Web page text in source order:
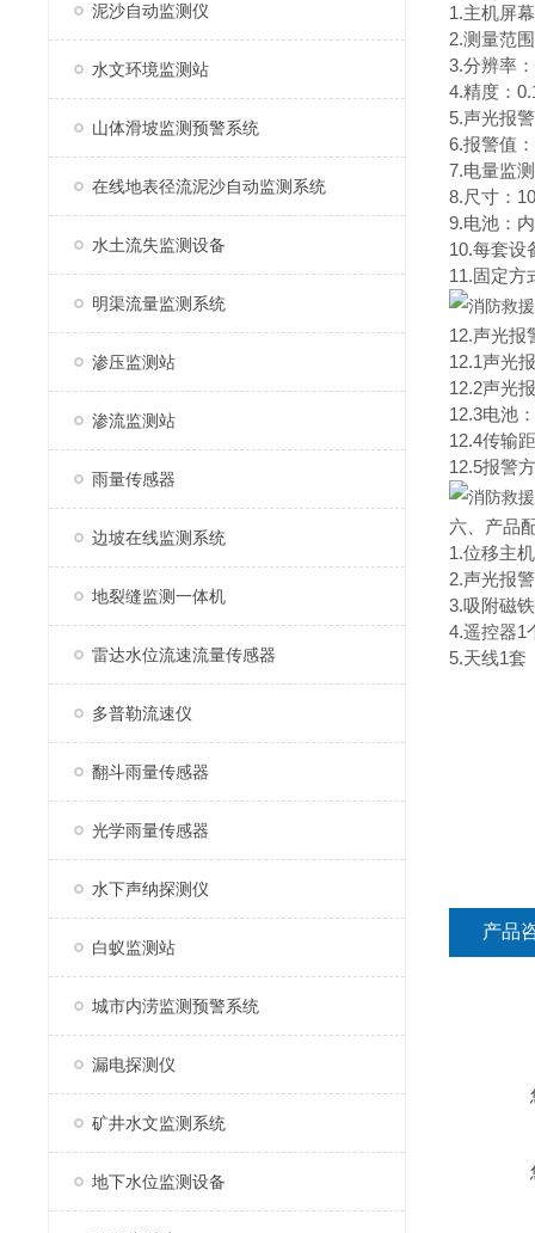
泥沙自动监测仪
水文环境监测站
山体滑坡监测预警系统
在线地表径流泥沙自动监测系统
水土流失监测设备
明渠流量监测系统
渗压监测站
渗流监测站
雨量传感器
边坡在线监测系统
地裂缝监测一体机
雷达水位流速流量传感器
多普勒流速仪
翻斗雨量传感器
光学雨量传感器
水下声纳探测仪
白蚁监测站
城市内涝监测预警系统
漏电探测仪
矿井水文监测系统
地下水位监测设备
1.主机屏
2.测量范
3.分辨率
4.精度：
5.声光报
6.报警值
7.电量监
8.尺寸：
9.电池：
10.每套设
11.固定方
12.声光报
12.1声光
12.2声光
12.3电池
12.4传输
12.5报警
六、产品
1.位移主
2.声光报
3.吸附磁
4.遥控器1
5.天线1套
产品